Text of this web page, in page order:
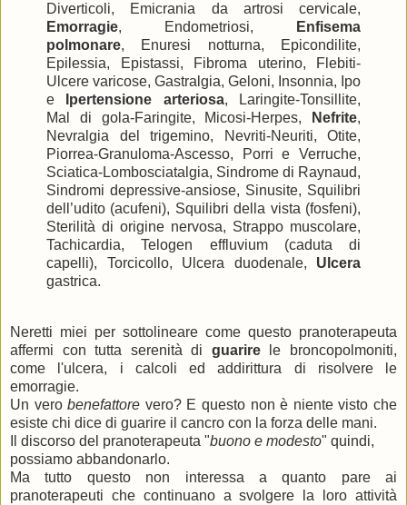
Diverticoli, Emicrania da artrosi cervicale,
Emorragie, Endometriosi,
Enfisema
polmonare, Enuresi notturna, Epicondilite,
Epilessia, Epistassi, Fibroma uterino, Flebiti-
Ulcere varicose, Gastralgia, Geloni, Insonnia, Ipo
e
Ipertensione arteriosa, Laringite-Tonsillite,
Mal di gola-Faringite, Micosi-Herpes,
Nefrite,
Nevralgia del trigemino, Nevriti-Neuriti, Otite,
Piorrea-Granuloma-Ascesso, Porri e Verruche,
Sciatica-Lombosciatalgia, Sindrome di Raynaud,
Sindromi depressive-ansiose, Sinusite, Squilibri
dell’udito (acufeni), Squilibri della vista (fosfeni),
Sterilità di origine nervosa, Strappo muscolare,
Tachicardia, Telogen effluvium (caduta di
capelli), Torcicollo, Ulcera duodenale, Ulcera
gastrica.
Neretti miei per sottolineare come questo pranoterapeuta
affermi con tutta serenità di guarire
le broncopolmoniti,
come l'ulcera, i calcoli ed addirittura di risolvere le
emorragie.
Un verobenefattore vero? E questo non è niente visto che
esiste chi dice di guarire il cancro con la forza delle mani.
Il discorso del pranoterapeuta "buono e modesto" quindi,
possiamo abbandonarlo.
Ma tutto questo non interessa a quanto pare ai
pranoterapeuti che continuano a svolgere la loro attività